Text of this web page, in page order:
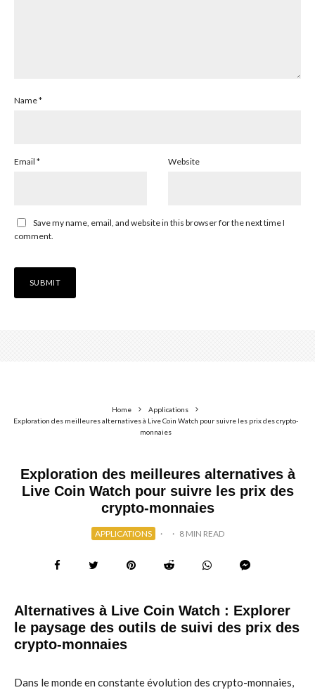
Name*
Email * Website
Save my name, email, and website in this browser for the next time I
comment.
Home
Applications
Exploration des meilleures alternatives à Live Coin Watch pour suivre les prix des crypto-
monnaies
Exploration des meilleures alternatives à
Live Coin Watch pour suivre les prix des
crypto-monnaies
APPLICATIONS · · 8 MIN READ
Alternatives à Live Coin Watch : Explorer
le paysage des outils de suivi des prix des
crypto-monnaies
Dans le monde en constante évolution des crypto-monnaies,